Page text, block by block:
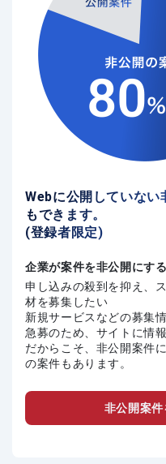
Webに公開していない
もできます。
(登録者限定)
企業が案件を非公開にす
申し込みの殺到を抑え、
材を募集したい
新規サービスなどの募集
急募のため、サイトに情
だからこそ、非公開案件
の案件もあります。
非公開案件